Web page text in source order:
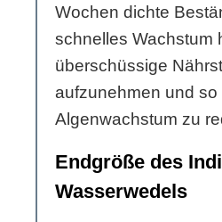
Wochen dichte
schnelles Wachstum
überschüssige
aufzunehmen und so
Algenwachstum zu
Endgröße des
Wasserwedels